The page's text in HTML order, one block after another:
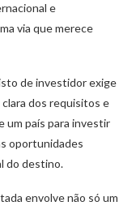
e
via que merece
de investidor exige
dos requisitos e
um país para investir
oportunidades
do destino.
envolve não só um